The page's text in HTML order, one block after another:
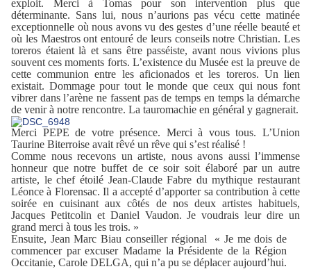
exploit. Merci à Tomas pour son intervention plus que
déterminante. Sans lui, nous n’aurions pas vécu cette matinée
exceptionnelle où nous avons vu des gestes d’une réelle beauté et
où les Maestros ont entouré de leurs conseils notre Christian. Les
toreros étaient là et sans être passéiste, avant nous vivions plus
souvent ces moments forts. L’existence du Musée est la preuve de
cette communion entre les aficionados et les toreros. Un lien
existait. Dommage pour tout le monde que ceux qui nous font
vibrer dans l’arène ne fassent pas de temps en temps la démarche
de venir à notre rencontre. La tauromachie en général y gagnerait.
Merci PEPE de votre présence. Merci à vous tous. L’Union
Taurine Biterroise avait rêvé un rêve qui s’est réalisé !
Comme nous recevons un artiste, nous avons aussi l’immense
honneur que notre buffet de ce soir soit élaboré par un autre
artiste, le chef étoilé Jean-Claude Fabre du mythique restaurant
Léonce à Florensac. Il a accepté d’apporter sa contribution à cette
soirée en cuisinant aux côtés de nos deux artistes habituels,
Jacques Petitcolin et Daniel Vaudon. Je voudrais leur dire un
grand merci à tous les trois. »
Ensuite, Jean Marc Biau conseiller régional « Je me dois de
commencer par excuser Madame la Présidente de la Région
Occitanie, Carole DELGA, qui n’a pu se déplacer aujourd’hui.